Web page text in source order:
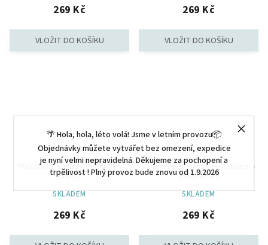
🌴 Hola, hola, léto volá! Jsme v letním provozu📦
Objednávky můžete vytvářet bez omezení, expedice
je nyní velmi nepravidelná. Děkujeme za pochopení a
trpělivost ! Plný provoz bude znovu od 1.9.2026
269 Kč 269 Kč
Plecháček s medvídkem (NA
MÍRU)
SKLADEM
269 Kč
Vánoční plecháček se jménem -
Vánoční les
SKLADEM
269 Kč